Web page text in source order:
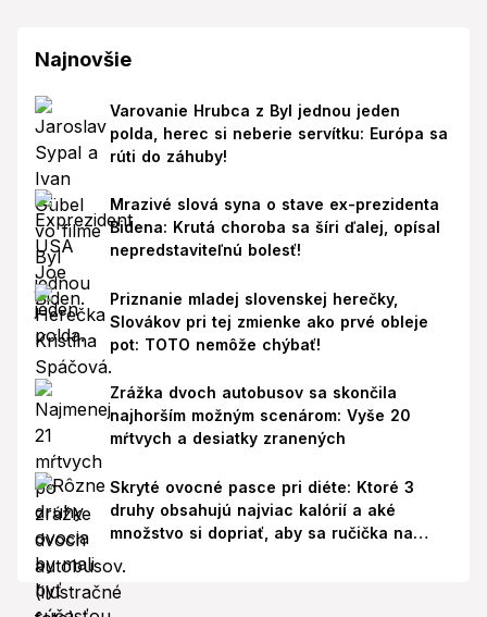
Najnovšie
Varovanie Hrubca z Byl jednou jeden
polda, herec si neberie servítku: Európa sa
rúti do záhuby!
Mrazivé slová syna o stave ex-prezidenta
Bidena: Krutá choroba sa šíri ďalej, opísal
nepredstaviteľnú bolesť!
Priznanie mladej slovenskej herečky,
Slovákov pri tej zmienke ako prvé obleje
pot: TOTO nemôže chýbať!
Zrážka dvoch autobusov sa skončila
najhorším možným scenárom: Vyše 20
mŕtvych a desiatky zranených
Skryté ovocné pasce pri diéte: Ktoré 3
druhy obsahujú najviac kalórií a aké
množstvo si dopriať, aby sa ručička na